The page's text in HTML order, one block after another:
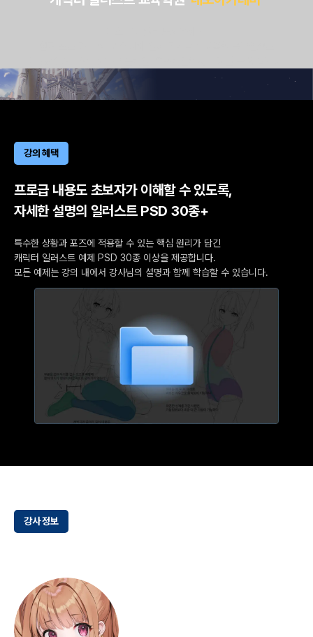
강의 혜택
프로급 내용도 초보자가 이해할 수 있도록,
자세한 설명의 일러스트 PSD 30종+
특수한 상황과 포즈에 적용할 수 있는 핵심 원리가 담긴
캐릭터 일러스트 예제 PSD 30종 이상을 제공합니다.
모든 예제는 강의 내에서 강사님의 설명과 함께 학습할 수 있습니다.
강사 정보